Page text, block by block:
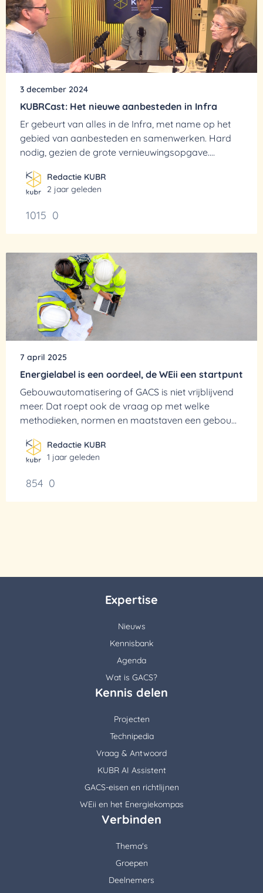
3 december 2024
KUBRCast: Het nieuwe aanbesteden in Infra
Er gebeurt van alles in de Infra, met name op het
gebied van aanbesteden en samenwerken. Hard
nodig, gezien de grote vernieuwingsopgave.
Bouwcampus zorgen voor het nodige
enthousiasme in de nieuwe KUBRCast.
Redactie KUBR
2 jaar geleden
1015 0
7 april 2025
Energielabel is een oordeel, de WEii een startpunt
Gebouwautomatisering of GACS is niet vrijblijvend
meer. Dat roept ook de vraag op met welke
methodieken, normen en maatstaven een gebouw
maar gebruik je de WEii niet? Vooral nog niet
achterover leunen.
Redactie KUBR
1 jaar geleden
854 0
Expertise
Nieuws
Kennisbank
Agenda
Wat is GACS?
Kennis delen
Projecten
Technipedia
Vraag & Antwoord
KUBR AI Assistent
GACS-eisen en richtlijnen
WEii en het Energiekompas
Verbinden
Thema's
Groepen
Deelnemers